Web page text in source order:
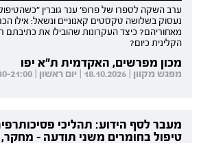
ערב השקה לספרו של פרופ' ענר גוברין "כשהטיפול
נעסוק בשלושה טקסטים קאנוניים ונשאל: אילו
מאחוריהם? כיצד העקרונות שהובילו את כתיבתם
הקלינית כיום?
מכון מפרשים, האקדמית ת"א יפו
מפגש מקוון | 18.10.2026 | יום ראשון | 19:30-21:00
מעבר לסף הידוע: תהליכי
טיפול בחומרים משני תודעה - מחקר,